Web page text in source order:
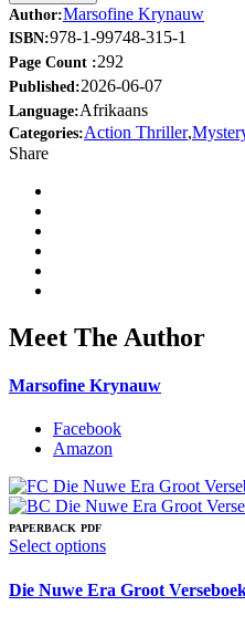
Author:Marsofine Krynauw
ISBN:978-1-99748-315-1
Page Count :292
Published:2026-06-07
Language:Afrikaans
Categories:Action Thriller,
Share
Meet The Author
Marsofine Krynauw
Facebook
Amazon
PAPERBACK PDF
Select optionsThis
has
multiple
Die Nuwe Era Groot